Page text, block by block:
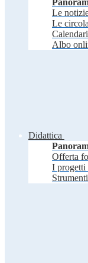
Le
Le
Albo
Didattica
Offerta
I progetti